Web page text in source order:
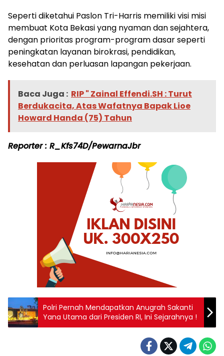
Seperti diketahui Paslon Tri-Harris memiliki visi misi
membuat Kota Bekasi yang nyaman dan sejahtera,
dengan prioritas program-program dasar seperti
peningkatan layanan birokrasi, pendidikan,
kesehatan dan perluasan lapangan pekerjaan.
Baca Juga : RIP " Zainal Effendi.SH : Turut
Berdukacita, Atas Wafatnya Bapak Lioe
Howard Handa (75) Tahun
Reporter : R_Kfs74D/PewarnaJbr
Polri Pernah Mendapatkan Anugrah Sakanti
Yana Utama dari Presiden RI, Ini Sejarahnya !